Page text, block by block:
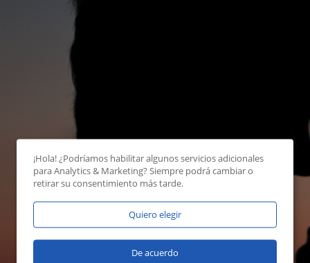
¡Hola! ¿Podríamos habilitar algunos servicios adicionales
paraAnalytics & Marketing? Siempre podrá cambiar o
retirar su consentimiento más tarde.
Quiero elegir
De acuerdo